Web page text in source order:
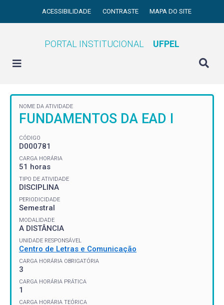
ACESSIBILIDADE CONTRASTE MAPA DO SITE
PORTAL INSTITUCIONAL UFPEL
NOME DA ATIVIDADE
FUNDAMENTOS DA EAD I
CÓDIGO
D000781
CARGA HORÁRIA
51 horas
TIPO DE ATIVIDADE
DISCIPLINA
PERIODICIDADE
Semestral
MODALIDADE
A DISTÂNCIA
UNIDADE RESPONSÁVEL
Centro de Letras e Comunicação
CARGA HORÁRIA OBRIGATÓRIA
3
CARGA HORÁRIA PRÁTICA
1
CARGA HORÁRIA TEÓRICA